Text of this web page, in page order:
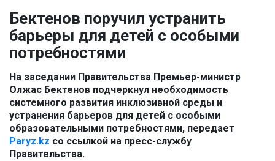
News
Бектенов поручил устранить
барьеры для детей с особыми
потребностями
На заседании Правительства Премьер-министр
Олжас Бектенов подчеркнул необходимость
системного развития инклюзивной среды и
устранения барьеров для детей с особыми
образовательными потребностями, передает
Paryz.kz со ссылкой на пресс-службу
Правительства.